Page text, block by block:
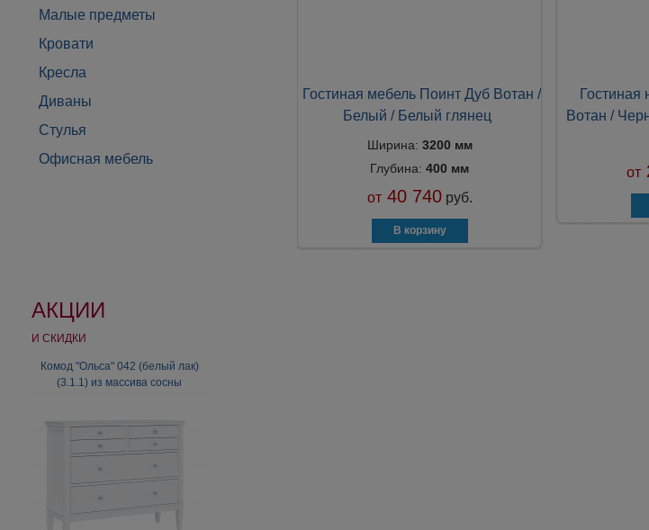
Малые предметы
Кровати
Кресла
Диваны
Стулья
Офисная мебель
АКЦИИ
И СКИДКИ
Вешалка с фигурным карнизом
Б12.6 Карамель/Патина Золото
Комод "Ольса" 042 (белый лак)
(3.1.1) из массива сосны
Гостиная мебель Поинт Дуб Вотан /
Белый / Белый глянец
Ширина: 3200 мм
Глубина: 400 мм
от40 740 руб.
Гостиная
Вотан /
от